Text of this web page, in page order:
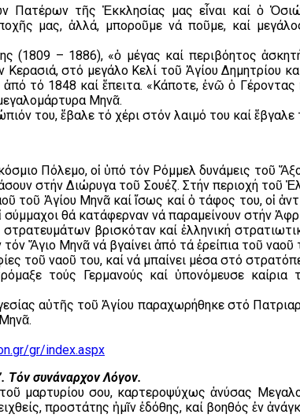
Πατέρων τῆς Ἐκκλησίας μας εἶναι καί ὁ
μας, ἀλλά, μποροῦμε νά ποῦμε, καί
(1809 – 1886), «ὁ μέγας καί περιβόητος
Κερασιά, στό μεγάλο Κελί τοῦ Ἁγίου
τό 1848 καί ἔπειτα. «Κάποτε, ἐνῶ ὁ
Μηνᾶ.
του, ἔβαλε τό χέρι στόν λαιμό του καί ἔβγαλε
Πόλεμο, οἱ ὑπό τόν Ρόμμελ δυνάμεις τοῦ
στήν Διώρυγα τοῦ Σουέζ. Στήν περιοχή τοῦ
τοῦ Ἁγίου Μηνᾶ καί ἴσως καί ὁ τάφος του, οἱ
σύμμαχοι θά κατάφερναν νά παραμείνουν στήν
βρισκόταν καί ἑλληνική
Ἅγιο Μηνᾶ νά βγαίνει ἀπό τά ἐρείπια τοῦ
τοῦ ναοῦ του, καί νά μπαίνει μέσα στό
τούς Γερμανούς καί ὑπονόμευσε
αὐτῆς τοῦ Ἁγίου παραχωρήθηκε στό
gr/index.aspx
Τόν συνάναρχον Λόγον.
μαρτυρίου σου, καρτεροψύχως ἀνύσας
προστάτης ἡμῖν ἐδόθης, καί βοηθός ἐν